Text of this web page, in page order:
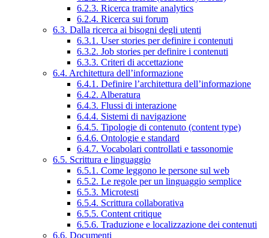
6.2.3. Ricerca tramite analytics
6.2.4. Ricerca sui forum
6.3. Dalla ricerca ai bisogni degli utenti
6.3.1. User stories per definire i contenuti
6.3.2. Job stories per definire i contenuti
6.3.3. Criteri di accettazione
6.4. Architettura dell’informazione
6.4.1. Definire l’architettura dell’informazione
6.4.2. Alberatura
6.4.3. Flussi di interazione
6.4.4. Sistemi di navigazione
6.4.5. Tipologie di contenuto (content type)
6.4.6. Ontologie e standard
6.4.7. Vocabolari controllati e tassonomie
6.5. Scrittura e linguaggio
6.5.1. Come leggono le persone sul web
6.5.2. Le regole per un linguaggio semplice
6.5.3. Microtesti
6.5.4. Scrittura collaborativa
6.5.5. Content critique
6.5.6. Traduzione e localizzazione dei contenuti
6.6. Documenti